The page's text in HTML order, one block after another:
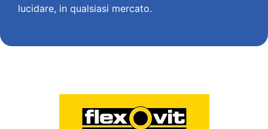
lucidare, in qualsiasi mercato.